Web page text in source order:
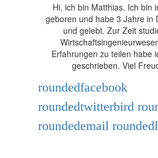
Hi, ich bin Matthias. Ich bin
geboren und habe 3 Jahre in
und gelebt. Zur Zeit
Erfahrungen zu teilen habe
geschrieben. Viel
roundedfacebook
roundedtwitterbird
roundedemail